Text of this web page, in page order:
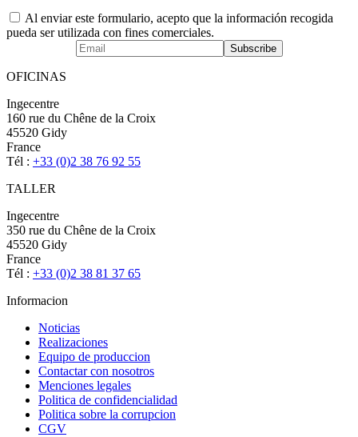
Al enviar este formulario, acepto que la información recogida
pueda ser utilizada con fines comerciales.
OFICINAS
Ingecentre
160 rue du Chêne de la Croix
45520 Gidy
France
Tél : +33 (0)2 38 76 92 55
TALLER
Ingecentre
350 rue du Chêne de la Croix
45520 Gidy
France
Tél : +33 (0)2 38 81 37 65
Informacion
Noticias
Realizaciones
Equipo de produccion
Contactar con nosotros
Menciones legales
Politica de confidencialidad
Politica sobre la corrupcion
CGV